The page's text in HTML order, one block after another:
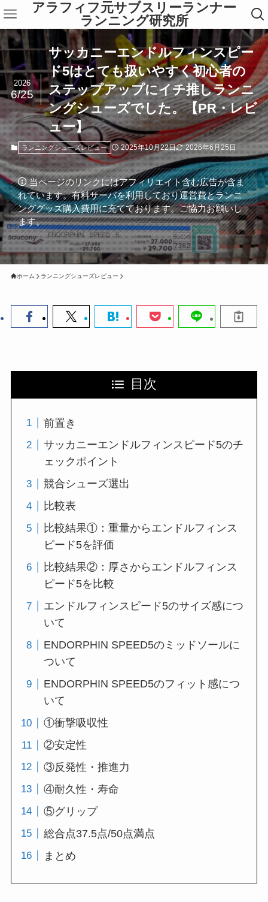
アラフィフ元サブスリーランナー
ランニング研究所
サッカニーエンドルフィンスピー
ド5はとても扱いやすく初心者の
ステップアップにイチ推しランニ
ングシューズでした。【PR・レビ
ュー】
2026
6/25
ランニングシューズレビュー 2025年10月22日 2026年6月25日
当ページのリンクにはアフィリエイト含む広告が含ま
れています。有料サーバを利用しており運営費とランニ
ンググッズ購入費用に充てております。ご協力お願いし
ます。
ホーム ランニングシューズレビュー
目次
前置き
サッカニーエンドルフィンスピード5のチ
ェックポイント
競合シューズ選出
比較表
比較結果①：重量からエンドルフィンス
ピード5を評価
比較結果②：厚さからエンドルフィンス
ピード5を比較
エンドルフィンスピード5のサイズ感につ
いて
ENDORPHIN SPEED5のミッドソールに
ついて
ENDORPHIN SPEED5のフィット感につ
いて
①衝撃吸収性
②安定性
③反発性・推進力
④耐久性・寿命
⑤グリップ
総合点37.5点/50点満点
まとめ